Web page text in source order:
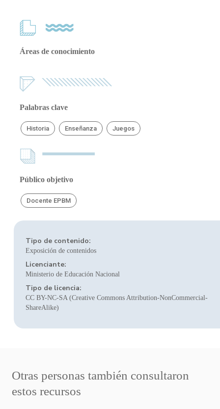
Áreas de conocimiento
Palabras clave
Historia Enseñanza Juegos
Público objetivo
Docente EPBM
Tipo de contenido:
Exposición de contenidos
Licenciante:
Ministerio de Educación Nacional
Tipo de licencia:
CC BY-NC-SA (Creative Commons Attribution-NonCommercial-
ShareAlike)
Otras personas también consultaron
estos recursos